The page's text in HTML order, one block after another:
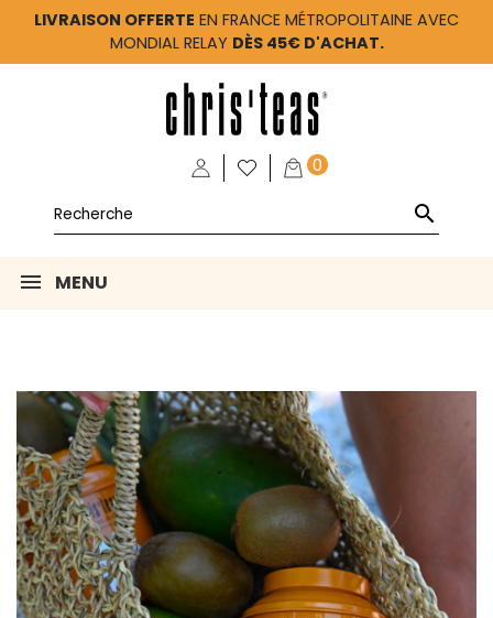
LIVRAISON OFFERTE EN FRANCE MÉTROPOLITAINE AVEC
MONDIAL RELAY DÈS 45€ D'ACHAT.
0

MENU